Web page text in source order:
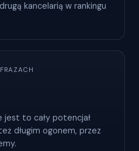
kancelarią w rankingu
jest to cały potencjał
długim ogonem, przez